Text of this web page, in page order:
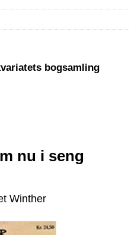
bogsamling
nu i seng
Winther